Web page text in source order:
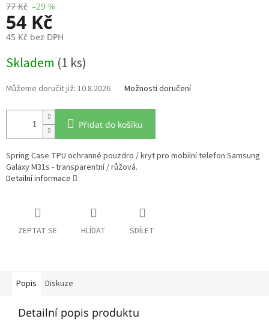
77 Kč –29 %
54 Kč
45 Kč bez DPH
cena:
Skladem (1 ks)
10.8.2026 Možnosti doručení
Přidat do košíku
Spring Case TPU ochranné pouzdro / kryt pro mobilní telefon Samsung
Galaxy M31s - transparentní / růžová.
Detailní informace
ZEPTAT SE HLÍDAT SDÍLET
Popis Diskuze
Detailní popis produktu